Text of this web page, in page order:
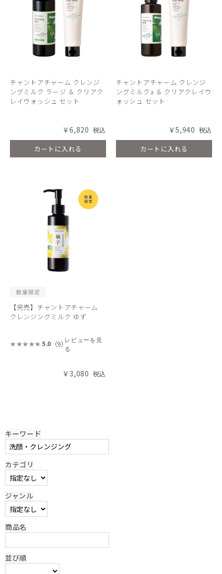
チャントアチャーム クレンジ
ングミルク ラージ ＆ クリアク
レイウォッシュ セット
￥6,820
カートに入れる
チャントアチャーム クレンジ
ングミルクa ＆ クリアクレイウ
ォッシュ セット
￥5,940
カートに入れる
【完売】チャントアチャーム
クレンジングミルク ゆず
5.0 （9） レビューを見
る
￥3,080
キーワード
カテゴリ
ジャンル
商品名
並び順